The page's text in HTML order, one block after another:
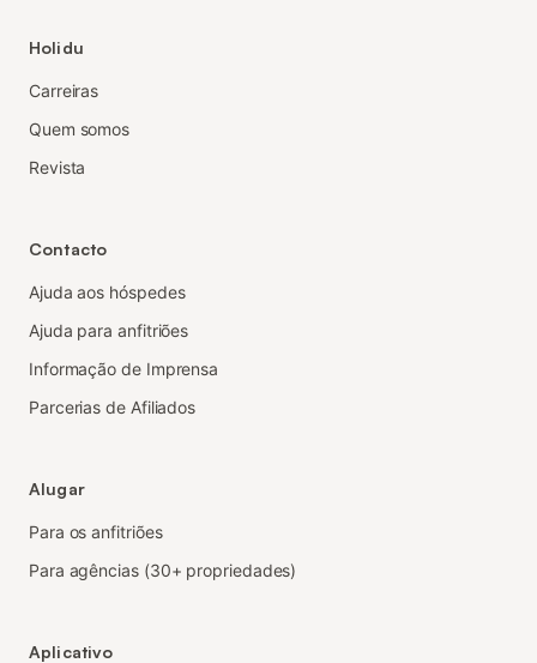
Holidu
Carreiras
Quem somos
Revista
Contacto
Ajuda aos hóspedes
Ajuda para anfitriões
Informação de Imprensa
Parcerias de Afiliados
Alugar
Para os anfitriões
Para agências (30+ propriedades)
Aplicativo